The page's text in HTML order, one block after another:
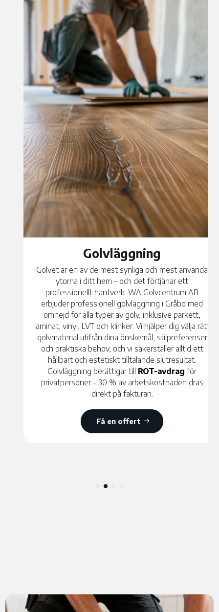
Golvläggning
Golvet är en av de mest synliga och mest använda
ytorna i ditt hem – och det förtjänar ett
professionellt hantverk. WA Golvcentrum AB
erbjuder professionell golvläggning i Gråbo med
omnejd för alla typer av golv, inklusive parkett,
laminat, vinyl, LVT och klinker. Vi hjälper dig välja rätt
golvmaterial utifrån dina önskemål, stilpreferenser
och praktiska behov, och vi säkerställer alltid ett
hållbart och estetiskt tilltalande slutresultat.
Golvläggning berättigar tillROT-avdragför
privatpersoner – 30 % av arbetskostnaden dras
direkt på fakturan.
Få en offert